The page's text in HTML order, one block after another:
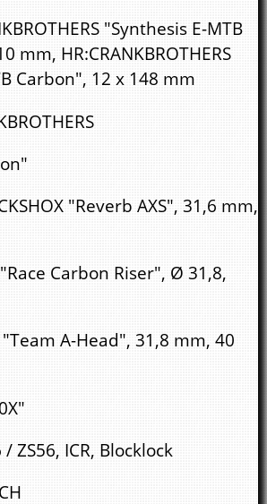
"Synthesis E-MTB
mm, HR:CRANKBROTHERS
Carbon", 12 x 148 mm
"Reverb AXS", 31,6 mm,
"Race Carbon Riser", Ø 31,8,
"Team A-Head", 31,8 mm, 40
/ ZS56, ICR, Blocklock